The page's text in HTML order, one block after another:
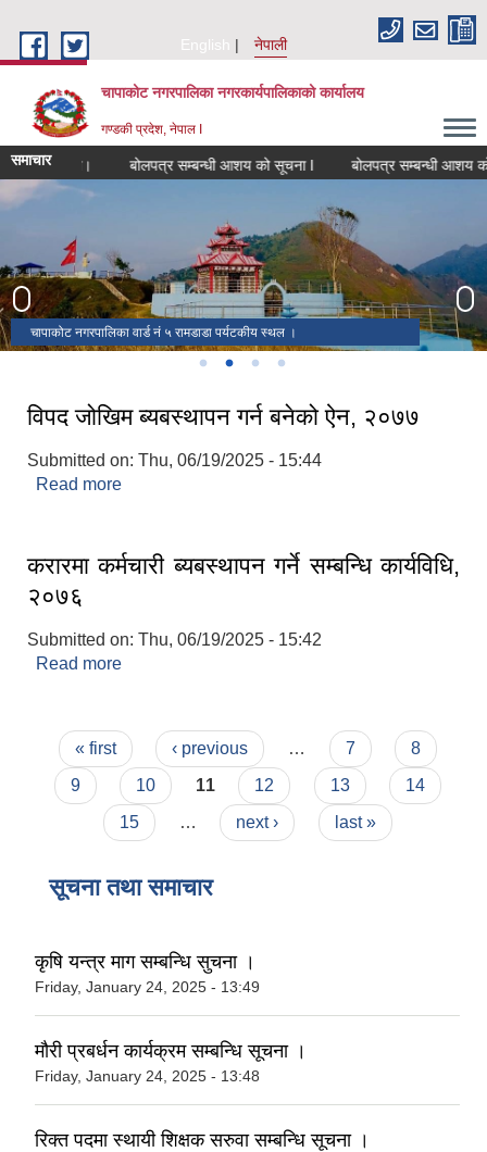
English
नेपाली
चापाकोट नगरपालिका नगरकार्यपालिकाको कार्यालय
गण्डकी प्रदेश, नेपाल I
समाचार
सूचना। बोलपत्र सम्बन्धी आशय को सूचना l बोलपत्र सम्बन्धी आशय को
चापाकोट नगरपालिका नगर कार्यपालिकाको कार्यालय ।
चापाकोट नगरपालिका वार्ड नं ५ रामडाडा पर्यटकीय स्थल ।
१६ औ नगर सभा सम्पन्न ।
चापाकोट नगरपालिका निर्बाचन २०७९ मा निर्बाचित पदाधिकारी ।
विपद जोखिम ब्यबस्थापन गर्न बनेको ऐन, २०७७
Submitted on: Thu, 06/19/2025 - 15:44
Read more
करारमा कर्मचारी ब्यबस्थापन गर्ने सम्बन्धि कार्यविधि,
२०७६
Submitted on: Thu, 06/19/2025 - 15:42
Read more
Pages
« first ‹ previous … 7
8
9
10 11 12 13
14
15
… next › last »
सूचना तथा समाचार
कृषि यन्त्र माग सम्बन्धि सुचना ।
Friday, January 24, 2025 - 13:49
मौरी प्रबर्धन कार्यक्रम सम्बन्धि सूचना ।
Friday, January 24, 2025 - 13:48
रिक्त पदमा स्थायी शिक्षक सरुवा सम्बन्धि सूचना ।